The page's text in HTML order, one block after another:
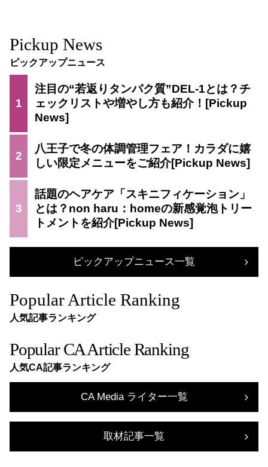
Pickup News
ピックアップニュース
1
注目の“若返りタンパク質”DEL-1とは？チ
ェックリストや増やし方も紹介！
2
八王子で冬の体調管理フェア！カラダに嬉
しい限定メニューをご紹介
3
話題のヘアケア「スキニフィケーション」
とは？non haru：homeの新感覚泡トリー
トメントを紹介
ピックアップニュース一覧
Popular Article Ranking
人気記事ランキング
Popular CA Article Ranking
人気CA記事ランキング
CA Media ライター一覧
取材記事一覧